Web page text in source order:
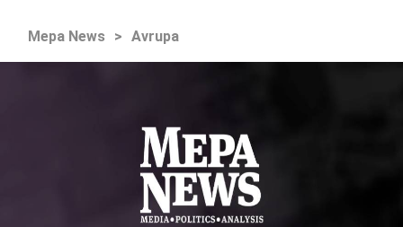
Mepa News > Avrupa